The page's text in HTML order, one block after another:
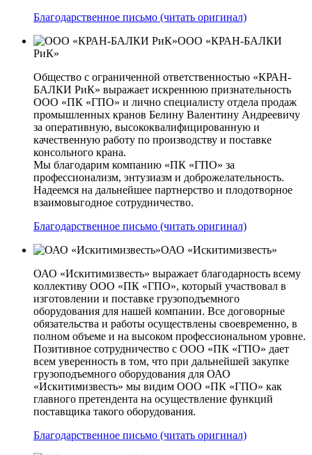
Благодарственное письмо (читать оригинал)
ООО «КРАН-БАЛКИ
РиК»
Общество с ограниченной ответственностью «КРАН-
БАЛКИ РиК» выражает искреннюю признательность
ООО «ПК «ГПО» и лично специалисту отдела продаж
промышленных кранов Белину Валентину Андреевичу
за оперативную, высококвалифицированную и
качественную работу по производству и поставке
консольного крана.
Мы благодарим компанию «ПК «ГПО» за
профессионализм, энтузиазм и доброжелательность.
Надеемся на дальнейшее партнерство и плодотворное
взаимовыгодное сотрудничество.
Благодарственное письмо (читать оригинал)
ОАО «Искитимизвесть»
ОАО «Искитимизвесть» выражает благодарность всему
коллективу ООО «ПК «ГПО», который участвовал в
изготовлении и поставке грузоподъемного
оборудования для нашей компании. Все договорные
обязательства и работы осуществлены своевременно, в
полном объеме и на высоком профессиональном уровне.
Позитивное сотрудничество с ООО «ПК «ГПО» дает
всем уверенность в том, что при дальнейшей закупке
грузоподъемного оборудования для ОАО
«Искитимизвесть» мы видим ООО «ПК «ГПО» как
главного претендента на осуществление функций
поставщика такого оборудования.
Благодарственное письмо (читать оригинал)